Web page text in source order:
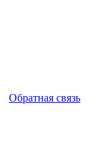
Обратная связь